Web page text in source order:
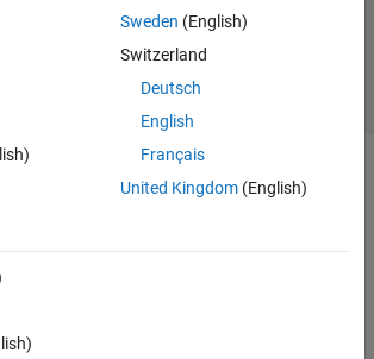
Sweden (English)
Switzerland
Deutsch
English
Français
United Kingdom(English)